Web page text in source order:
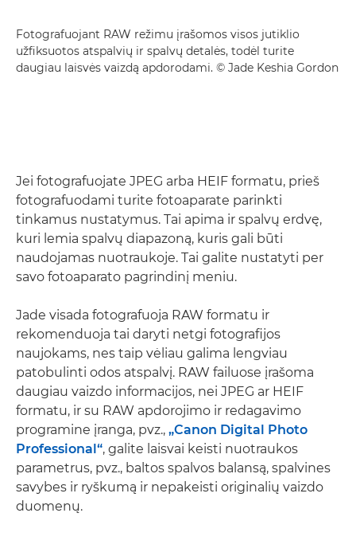
Fotografuojant RAW režimu įrašomos visos jutiklio
užfiksuotos atspalvių ir spalvų detalės, todėl turite
daugiau laisvės vaizdą apdorodami. © Jade Keshia Gordon
Jei fotografuojate JPEG arba HEIF formatu, prieš
fotografuodami turite fotoaparate parinkti
tinkamus nustatymus. Tai apima ir spalvų erdvę,
kuri lemia spalvų diapazoną, kuris gali būti
naudojamas nuotraukoje. Tai galite nustatyti per
savo fotoaparato pagrindinį meniu.
Jade visada fotografuoja RAW formatu ir
rekomenduoja tai daryti netgi fotografijos
naujokams, nes taip vėliau galima lengviau
patobulinti odos atspalvį. RAW failuose įrašoma
daugiau vaizdo informacijos, nei JPEG ar HEIF
formatu, ir su RAW apdorojimo ir redagavimo
programine įranga, pvz., „Canon Digital Photo
Professional“, galite laisvai keisti nuotraukos
parametrus, pvz., baltos spalvos balansą, spalvines
savybes ir ryškumą ir nepakeisti originalių vaizdo
duomenų.